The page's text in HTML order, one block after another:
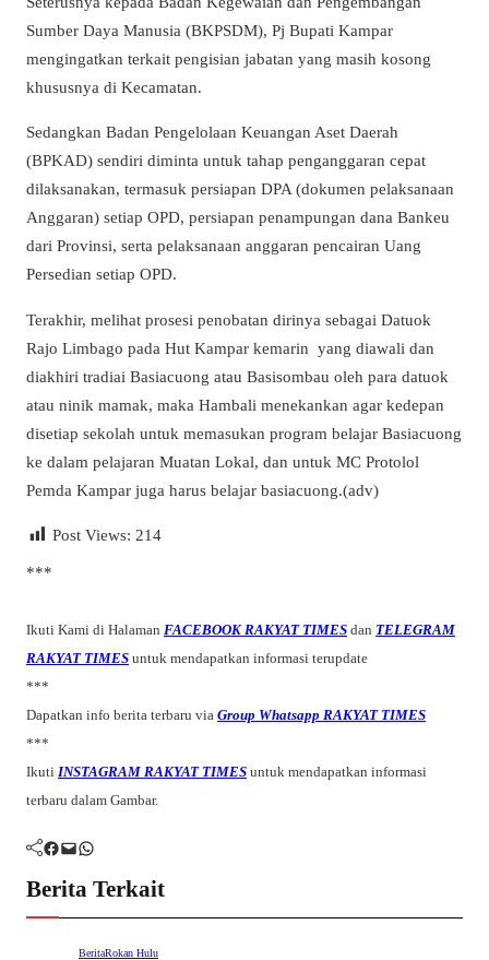
Sumber Daya Manusia (BKPSDM), Pj Bupati Kampar
mengingatkan terkait pengisian jabatan yang masih kosong
khususnya di Kecamatan.
Sedangkan Badan Pengelolaan Keuangan Aset Daerah
(BPKAD) sendiri diminta untuk tahap penganggaran cepat
dilaksanakan, termasuk persiapan DPA (dokumen pelaksanaan
Anggaran) setiap OPD, persiapan penampungan dana Bankeu
dari Provinsi, serta pelaksanaan anggaran pencairan Uang
Persedian setiap OPD.
Terakhir, melihat prosesi penobatan dirinya sebagai Datuok
Rajo Limbago pada Hut Kampar kemarin yang diawali dan
diakhiri tradiai Basiacuong atau Basisombau oleh para datuok
atau ninik mamak, maka Hambali menekankan agar kedepan
disetiap sekolah untuk memasukan program belajar Basiacuong
ke dalam pelajaran Muatan Lokal, dan untuk MC Protolol
Pemda Kampar juga harus belajar basiacuong.(adv)
Post Views: 214
***
Ikuti Kami di Halaman FACEBOOK RAKYAT TIMES dan TELEGRAM
RAKYAT TIMES untuk mendapatkan informasi terupdate
***
Dapatkan info berita terbaru via Group Whatsapp RAKYAT TIMES
***
Ikuti INSTAGRAM RAKYAT TIMES untuk mendapatkan informasi
terbaru dalam Gambar.
Facebook Mail WhatsApp
Berita Terkait
BeritaRokan Hulu